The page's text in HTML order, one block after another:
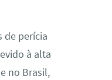
de perícia
à alta
no Brasil,